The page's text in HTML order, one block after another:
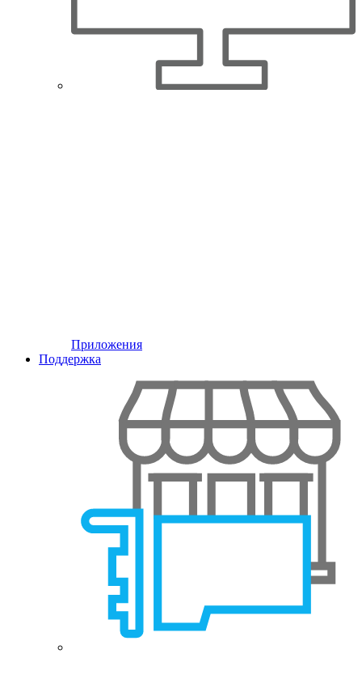
Приложения
Поддержка